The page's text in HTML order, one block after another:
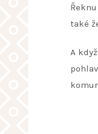
také
A